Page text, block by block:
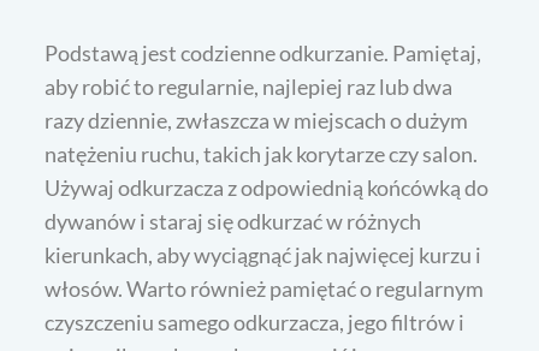
Podstawą jest codzienne odkurzanie. Pamiętaj,
aby robić to regularnie, najlepiej raz lub dwa
razy dziennie, zwłaszcza w miejscach o dużym
natężeniu ruchu, takich jak korytarze czy salon.
Używaj odkurzacza z odpowiednią końcówką do
dywanów i staraj się odkurzać w różnych
kierunkach, aby wyciągnąć jak najwięcej kurzu i
włosów. Warto również pamiętać o regularnym
czyszczeniu samego odkurzacza, jego filtrów i